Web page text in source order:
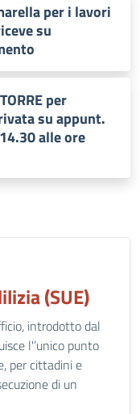
per i lavori
su
per
su appunt.
alle ore
(SUE)
introdotto dal
l'’unico punto
per cittadini e
di un